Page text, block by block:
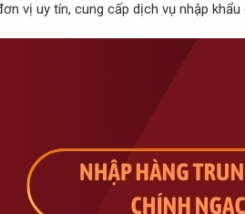
vị uy tín, cung cấp dịch vụ nhập